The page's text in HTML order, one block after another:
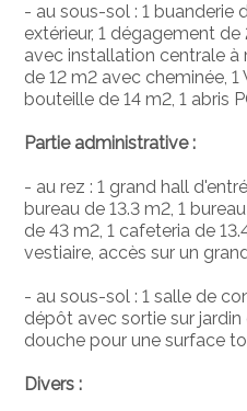
- au sous-sol : 1 buanderie
extérieur, 1 dégagement
avec installation centrale à
de 12 m2 avec cheminée,
bouteille de 14 m2, 1 abris
Partie administrative :
- au rez : 1 grand hall
bureau de 13.3 m2, 1
de 43 m2, 1 cafeteria de
vestiaire, accès sur un
- au sous-sol : 1 salle de
dépôt avec sortie sur
douche pour une surface
Divers :